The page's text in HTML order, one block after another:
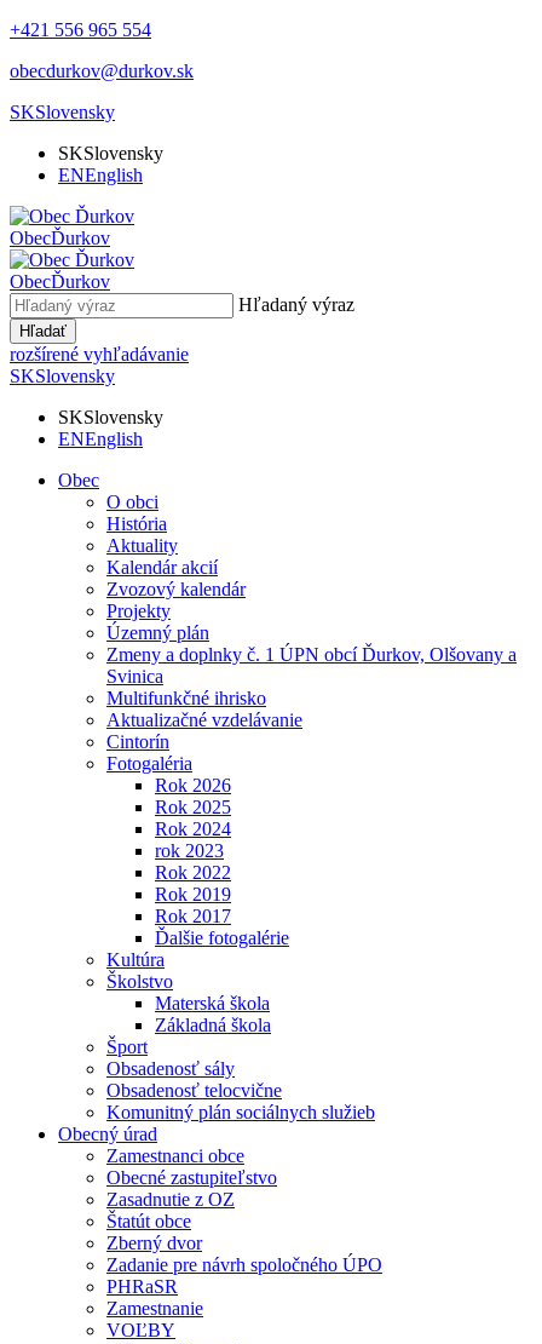
+421 556 965 554
obecdurkov@durkov.sk
SKSlovensky
SKSlovensky
ENEnglish
ObecĎurkov
ObecĎurkov
Hľadaný výraz
Hľadať
rozšírené vyhľadávanie
SKSlovensky
SKSlovensky
ENEnglish
Obec
O obci
História
Aktuality
Kalendár akcií
Zvozový kalendár
Projekty
Územný plán
Zmeny a doplnky č. 1 ÚPN obcí Ďurkov, Olšovany a
Svinica
Multifunkčné ihrisko
Aktualizačné vzdelávanie
Cintorín
Fotogaléria
Rok 2026
Rok 2025
Rok 2024
rok 2023
Rok 2022
Rok 2019
Rok 2017
Ďalšie fotogalérie
Kultúra
Školstvo
Materská škola
Základná škola
Šport
Obsadenosť sály
Obsadenosť telocvične
Komunitný plán sociálnych služieb
Obecný úrad
Zamestnanci obce
Obecné zastupiteľstvo
Zasadnutie z OZ
Štatút obce
Zberný dvor
Zadanie pre návrh spoločného ÚPO
PHRaSR
Zamestnanie
VOĽBY